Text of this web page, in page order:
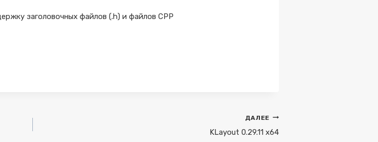
заголовочных файлов (.h) и файлов CPP
ДАЛЕЕ
KLayout 0.29.11 x64